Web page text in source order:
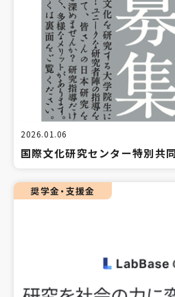
2026.01.06
国際文化研究センター特別共
奨学金・支援金